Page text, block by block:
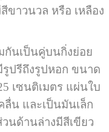
ขาวนวล หรือ เหลือง
นเป็นคู่บนกิ่งย่อย
ปรีถึงรูปหอก ขนาด
เซนติเมตร แผ่นใบ
น และเป็นมันเล็ก
นด้านล่างมีสีเขียว